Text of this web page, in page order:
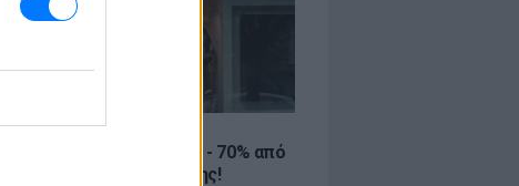
εκπτώσεις έως - 70% από
eshops ένδυσης!